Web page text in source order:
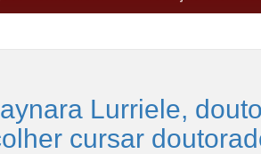
Lurriele,
cursar